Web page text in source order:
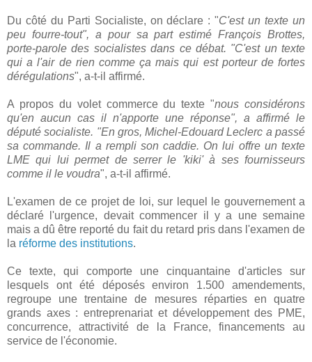
Du côté du Parti Socialiste, on déclare : "C'est un texte un
peu fourre-tout", a pour sa part estimé François Brottes,
porte-parole des socialistes dans ce débat. "C'est un texte
qui a l'air de rien comme ça mais qui est porteur de fortes
dérégulations", a-t-il affirmé.
A propos du volet commerce du texte "nous considérons
qu'en aucun cas il n'apporte une réponse", a affirmé le
député socialiste. "En gros, Michel-Edouard Leclerc a passé
sa commande. Il a rempli son caddie. On lui offre un texte
LME qui lui permet de serrer le 'kiki' à ses fournisseurs
comme il le voudra", a-t-il affirmé.
L'examen de ce projet de loi, sur lequel le gouvernement a
déclaré l'urgence, devait commencer il y a une semaine
mais a dû être reporté du fait du retard pris dans l'examen de
la réforme des institutions.
Ce texte, qui comporte une cinquantaine d'articles sur
lesquels ont été déposés environ 1.500 amendements,
regroupe une trentaine de mesures réparties en quatre
grands axes : entreprenariat et développement des PME,
concurrence, attractivité de la France, financements au
service de l'économie.